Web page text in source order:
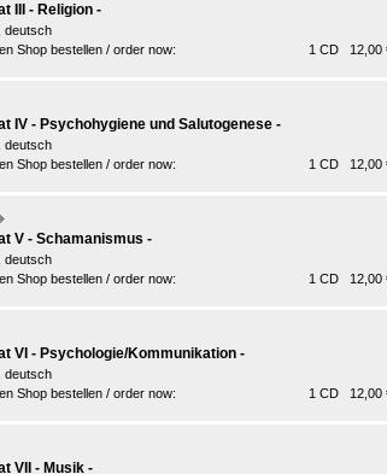
III - Religion -
deutsch
Shop bestellen / order now:
1 CD 12,00
IV - Psychohygiene und Salutogenese -
deutsch
Shop bestellen / order now:
1 CD 12,00
V - Schamanismus -
deutsch
Shop bestellen / order now:
1 CD 12,00
VI - Psychologie/Kommunikation -
deutsch
Shop bestellen / order now:
1 CD 12,00
VII - Musik -